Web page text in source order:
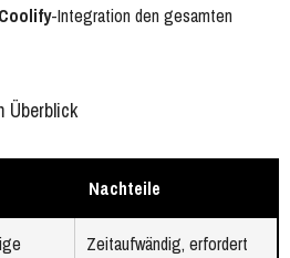
Coolify-Integration den gesamten
Überblick
Nachteile
Zeitaufwändig, erfordert